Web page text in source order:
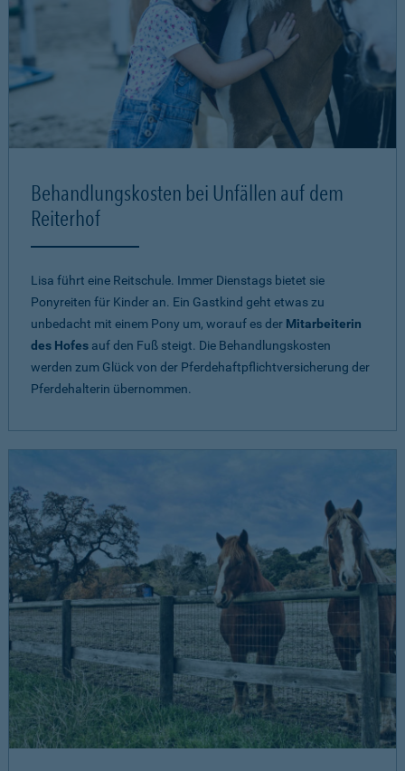
Behandlungskosten bei Unfällen auf dem
Reiterhof
Lisa führt eine Reitschule. Immer Dienstags bietet sie
Ponyreiten für Kinder an. Ein Gastkind geht etwas zu
unbedacht mit einem Pony um, worauf es der Mitarbeiterin
des Hofes auf den Fuß steigt. Die Behandlungskosten
werden zum Glück von der Pferdehaftpflichtversicherung der
Pferdehalterin übernommen.